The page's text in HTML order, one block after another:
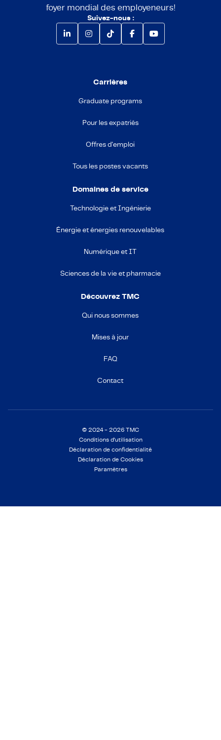
foyer mondial des employeneurs!
Suivez-nous :
Carrières
Graduate programs
Pour les expatriés
Offres d'emploi
Tous les postes vacants
Domaines de service
Technologie et Ingénierie
Énergie et énergies renouvelables
Numérique et IT
Sciences de la vie et pharmacie
Découvrez TMC
Qui nous sommes
Mises à jour
FAQ
Contact
© 2024 - 2026 TMC
Conditions d'utilisation
Déclaration de confidentialité
Déclaration de Cookies
Paramètres